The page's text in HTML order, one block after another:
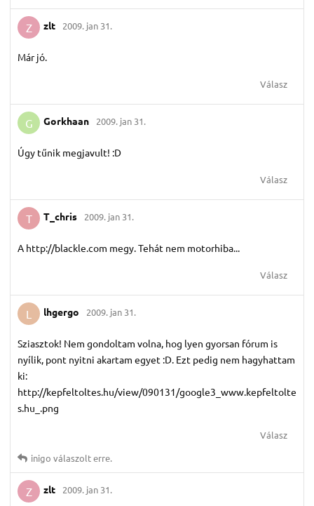
Z zlt 2009. jan 31.
Már jó.
Válasz
G Gorkhaan 2009. jan 31.
Úgy tűnik megjavult! :D
Válasz
T T_chris 2009. jan 31.
A http://blackle.com megy. Tehát nem motorhiba...
Válasz
L lhgergo 2009. jan 31.
Sziasztok! Nem gondoltam volna, hog lyen gyorsan fórum is
nyílik, pont nyitni akartam egyet :D. Ezt pedig nem hagyhattam
ki:
http://kepfeltoltes.hu/view/090131/google3_www.kepfeltolte
s.hu_.png
Válasz
inigo válaszolt erre.
Z zlt 2009. jan 31.